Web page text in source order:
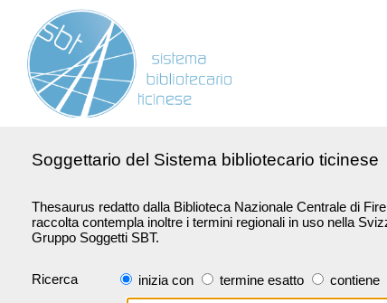
Soggettario del Sistema bibliotecario ticinese
Thesaurus redatto dalla Biblioteca Nazionale Centrale di
raccolta contempla inoltre i termini regionali in uso nella
Gruppo Soggetti SBT.
Ricerca inizia con termine esatto contiene